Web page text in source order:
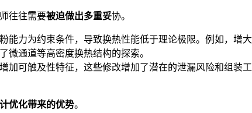
往往需要被迫做出多重妥协。
能力为约束条件，导致换热性能低于理论极限。例如，增
微通道等高密度换热结构的探索。
加可触及性特征，这些修改增加了潜在的泄漏风险和组装
优化带来的优势。